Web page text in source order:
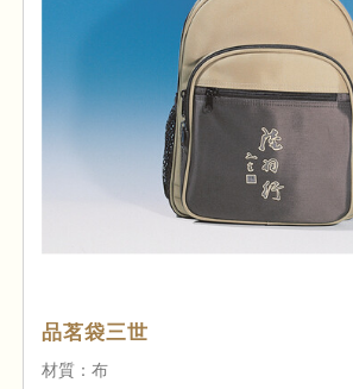
品茗袋三世
材質：布